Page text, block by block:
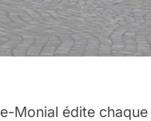
Monial édite